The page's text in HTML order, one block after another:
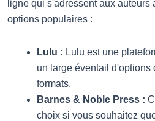
ligne qui s'adressent aux
options populaires :
Lulu : Lulu est une
un large éventail d'options
formats.
Barnes & Noble Press :
choix si vous souhaitez